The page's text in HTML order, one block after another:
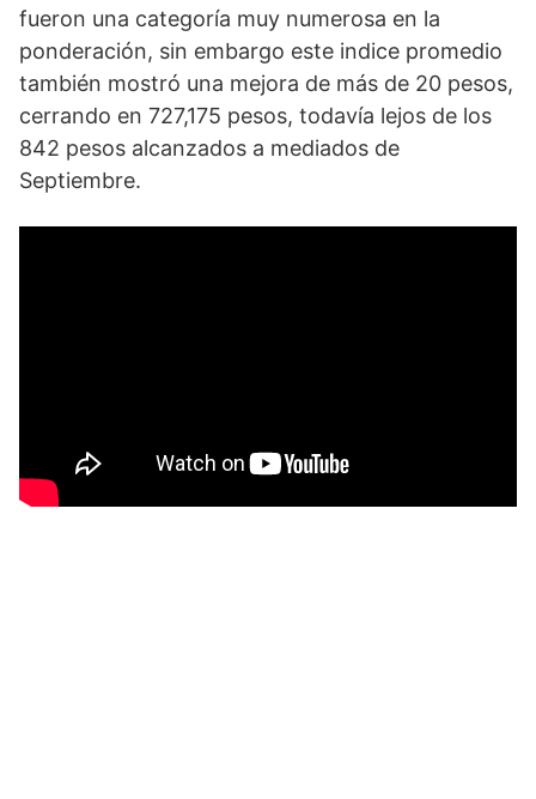
fueron una categoría muy numerosa en la
ponderación, sin embargo este indice promedio
también mostró una mejora de más de 20 pesos,
cerrando en 727,175 pesos, todavía lejos de los
842 pesos alcanzados a mediados de
Septiembre.